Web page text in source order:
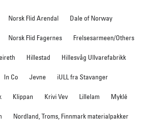
Norsk Flid Arendal Dale of Norway
Norsk Flid Fagernes Frelsesarmeen/Others
Hillestad Hillesvåg Ullvarefabrikk
In Co Jevne iULL fra Stavanger
Klippan Krivi Vev Lillelam Myklé
Nordland, Troms, Finnmark materialpakker